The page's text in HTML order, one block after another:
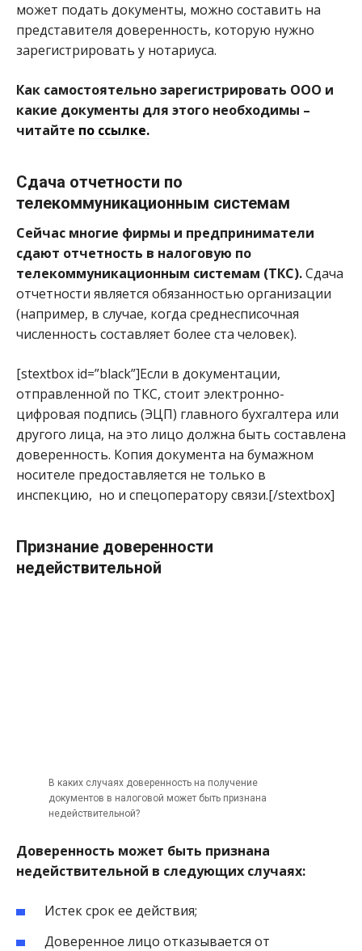
может подать документы, можно составить на
представителя доверенность, которую нужно
зарегистрировать у нотариуса.
Как самостоятельно зарегистрировать ООО и
какие документы для этого необходимы –
читайте по ссылке.
Сдача отчетности по
телекоммуникационным системам
Сейчас многие фирмы и предприниматели
сдают отчетность в налоговую по
телекоммуникационным системам (ТКС).Сдача
отчетности является обязанностью организации
(например, в случае, когда среднесписочная
численность составляет более ста человек).
[stextbox id=”black”]Если в документации,
отправленной по ТКС, стоит электронно-
цифровая подпись (ЭЦП) главного бухгалтера или
другого лица, на это лицо должна быть составлена
доверенность. Копия документа на бумажном
носителе предоставляется не только в
инспекцию, но и спецоператору связи.[/stextbox]
Признание доверенности
недействительной
В каких случаях доверенность на получение
документов в налоговой может быть признана
недействительной?
Доверенность может быть признана
недействительной в следующих случаях:
Истек срок ее действия;
Доверенное лицо отказывается от